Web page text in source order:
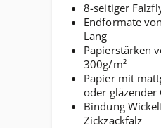
8-seitiger
Endformate
Lang
Papierstärken
300g/m²
Papier mit
oder gläzender
Bindung
Zickzackfalz